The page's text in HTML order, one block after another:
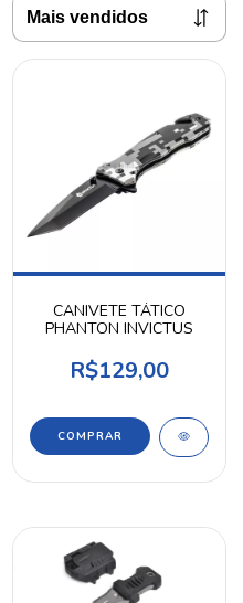
CANIVETE TÁTICO
PHANTON INVICTUS
R$129,00